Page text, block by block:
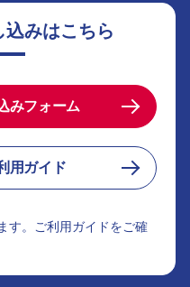
みはこちら
みフォーム
用ガイド
す。ご利用ガイドをご確